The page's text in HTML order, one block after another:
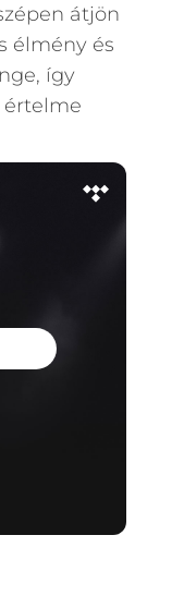
átjön
élmény és
így
értelme